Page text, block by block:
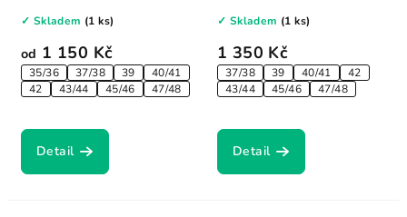
od 1 150 Kč
35/36 37/38 39
40/41
42
43/44 45/46 47/48
✓ Skladem (1 ks)
Detail
1 350 Kč
37/38 39 40/41
42
43/44
45/46 47/48
✓ Skladem (1 ks)
Detail